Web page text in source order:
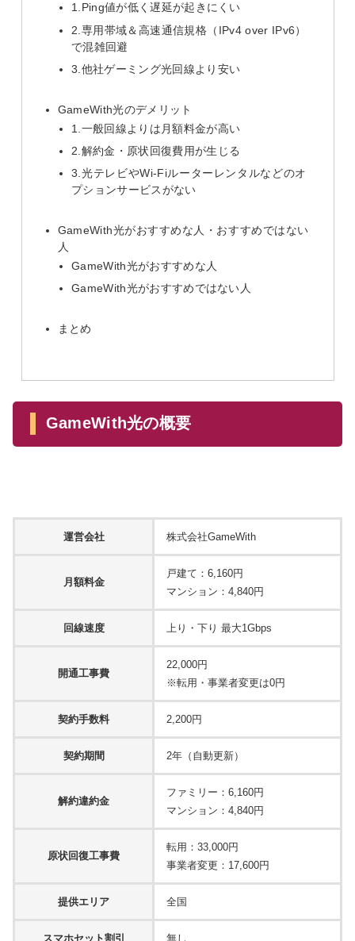
1.Ping値が低く遅延が起きにくい
2.専用帯域＆高速通信規格（IPv4 over IPv6）
で混雑回避
3.他社ゲーミング光回線より安い
GameWith光のデメリット
1.一般回線よりは月額料金が高い
2.解約金・原状回復費用が生じる
3.光テレビやWi-Fiルーターレンタルなどのオ
プションサービスがない
GameWith光がおすすめな人・おすすめではない
人
GameWith光がおすすめな人
GameWith光がおすすめではない人
まとめ
GameWith光の概要
運営会社 株式会社GameWith
月額料金
戸建て：6,160円
マンション：4,840円
回線速度 上り・下り 最大1Gbps
開通工事費
22,000円
※転用・事業者変更は0円
契約手数料 2,200円
契約期間 2年（自動更新）
解約違約金
ファミリー：6,160円
マンション：4,840円
原状回復工事費
転用：33,000円
事業者変更：17,600円
提供エリア 全国
スマホセット割引 無し